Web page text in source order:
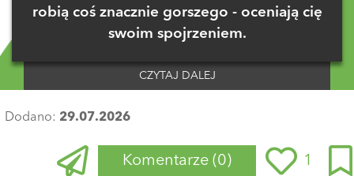
robią coś znacznie gorszego - oceniają cię
swoim spojrzeniem.
CZYTAJ DALEJ
Dodano: 29.07.2026
Komentarze (0) 1